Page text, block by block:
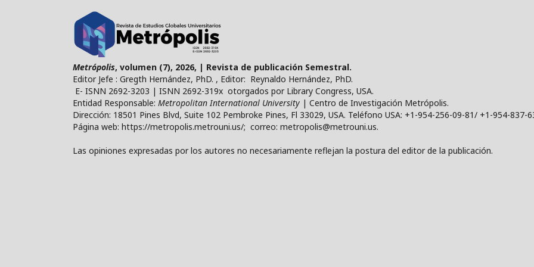
Metrópolis, volumen (7), 2026, | Revista de publicación Semestral.
Editor Jefe : Gregth Hernández, PhD. , Editor: Reynaldo Hernández, PhD.
E- ISNN 2692-3203 | ISNN 2692-319x otorgados por Library Congress, USA.
Entidad Responsable: Metropolitan International University | Centro de Investigación Metrópolis.
Dirección: 18501 Pines Blvd, Suite 102 Pembroke Pines, Fl 33029, USA. Teléfono USA: +1-954-256-09-81/ +1-954-837-
Página web: https://metropolis.metrouni.us/; correo: metropolis@metrouni.us.
Las opiniones expresadas por los autores no necesariamente reflejan la postura del editor de la publicación.